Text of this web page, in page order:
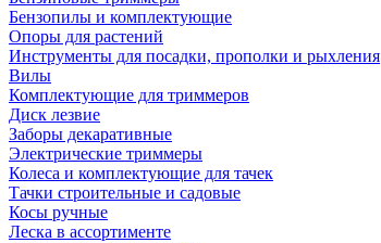
Бензопилы и комплектующие
Опоры для растений
Инструменты для посадки, прополки и рыхления
Вилы
Комплектующие для триммеров
Диск лезвие
Заборы декаративные
Электрические триммеры
Колеса и комплектующие для тачек
Тачки строительные и садовые
Косы ручные
Леска в ассортименте